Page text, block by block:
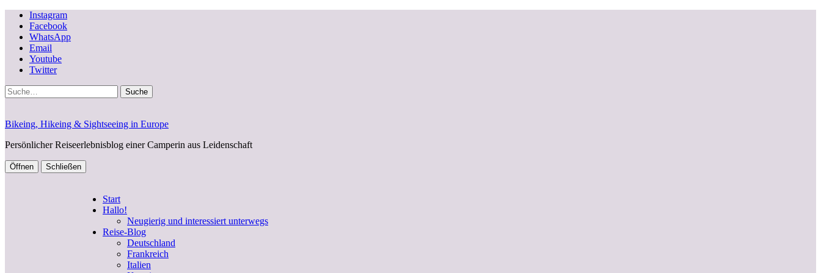
Instagram
Facebook
WhatsApp
Email
Youtube
Twitter
Suche
Bikeing, Hikeing & Sightseeing in Europe
Persönlicher Reiseerlebnisblog einer Camperin aus Leidenschaft
Öffnen Schließen
Start
Hallo!
Neugierig und interessiert unterwegs
Reise-Blog
Deutschland
Frankreich
Italien